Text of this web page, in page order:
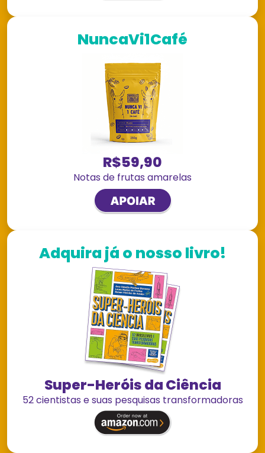
NuncaVi1Café
R$59,90
Notas de frutas amarelas
Adquira já o nosso livro!
Super-Heróis da Ciência
52 cientistas e suas pesquisas transformadoras